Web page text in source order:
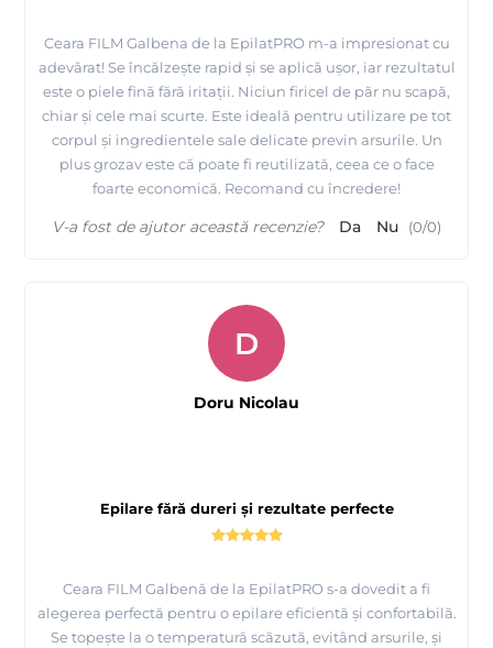
Ceara FILM Galbena de la EpilatPRO m-a impresionat cu
adevărat! Se încălzește rapid și se aplică ușor, iar rezultatul
este o piele fină fără iritații. Niciun firicel de păr nu scapă,
chiar și cele mai scurte. Este ideală pentru utilizare pe tot
corpul și ingredientele sale delicate previn arsurile. Un
plus grozav este că poate fi reutilizată, ceea ce o face
foarte economică. Recomand cu încredere!
V-a fost de ajutor această recenzie? Da Nu (0/0)
Epilare fără dureri și rezultate perfecte
Ceara FILM Galbenă de la EpilatPRO s-a dovedit a fi
alegerea perfectă pentru o epilare eficientă și confortabilă.
Se topește la o temperatură scăzută, evitând arsurile, și
D
Doru Nicolau